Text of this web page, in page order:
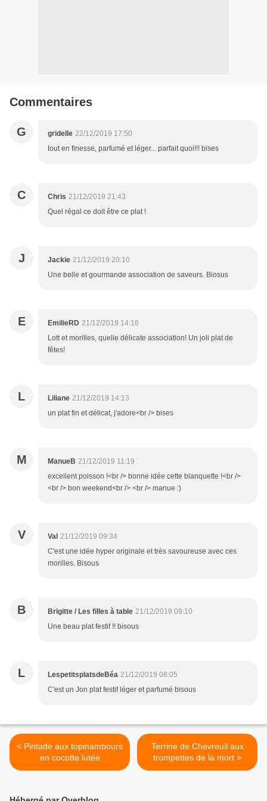
Commentaires
G gridelle 22/12/2019 17:50
tout en finesse, parfumé et léger... parfait quoi!!! bises
C Chris 21/12/2019 21:43
Quel régal ce doit être ce plat !
J Jackie 21/12/2019 20:10
Une belle et gourmande association de saveurs. Biosus
E EmilieRD 21/12/2019 14:16
Lott et morilles, quelle délicate association! Un joli plat de
fêtes!
L Liliane 21/12/2019 14:13
un plat fin et délicat, j'adore<br /> bises
M ManueB 21/12/2019 11:19
excellent poisson !<br /> bonne idée cette blanquette !<br />
<br /> bon weekend<br /> <br /> manue :)
V Val 21/12/2019 09:34
C'est une idée hyper originale et très savoureuse avec ces
morilles. Bisous
B Brigitte / Les filles à table 21/12/2019 09:10
Une beau plat festif !! bisous
L LespetitsplatsdeBéa 21/12/2019 08:05
C'est un Jon plat festif léger et parfumé bisous
< Pintade aux topinambours
en cocotte lutée
Terrine de Chevreuil aux
trompettes de la mort >